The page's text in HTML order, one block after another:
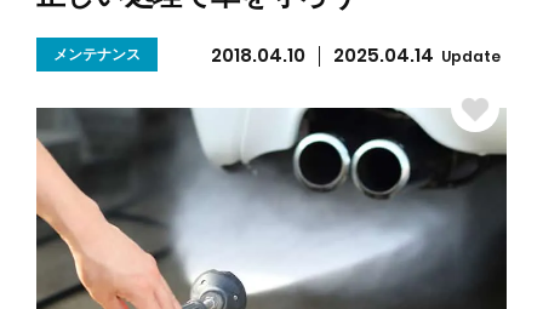
メンテナンス 2018.04.10 2025.04.14 Update